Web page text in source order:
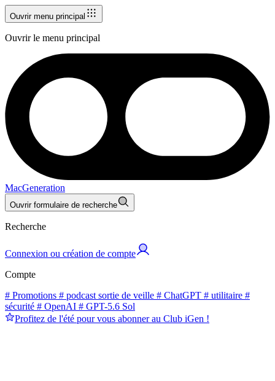
Ouvrir menu principal
Ouvrir le menu principal
MacGeneration
Ouvrir formulaire de recherche
Recherche
Connexion ou création de compte
Compte
# Promotions # podcast sortie de veille # ChatGPT # utilitaire #
sécurité # OpenAI # GPT-5.6 Sol
Profitez de l'été pour vous abonner au Club iGen !